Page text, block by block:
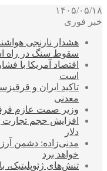
۱۴۰۵/۰۵/۱۸
خبر فوری
سقوط سنگ در راه
اقتصاد آمریکا با
است
تاکید ایران و
معدنی
وزیر صمت عازم
دلار
مدنی‌زاده: دشمن
خواهد برد
تنش‌های ژئوپلیتیک،